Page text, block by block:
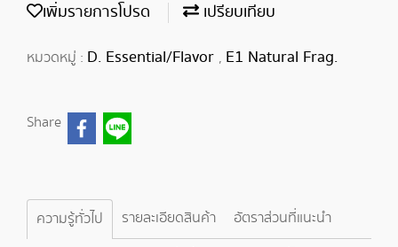
เพิ่มรายการโปรด เปรียบเทียบ
หมวดหมู่ : D. Essential/Flavor , E1 Natural Frag.
Share
ความรู้ทั่วไป รายละเอียดสินค้า
อัตราส่วนที่แนะนำ